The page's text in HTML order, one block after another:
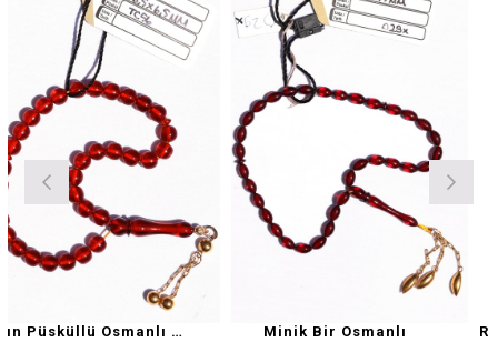
Altın Püsküllü Osmanlı Zar
Minik Bir Osmanlı